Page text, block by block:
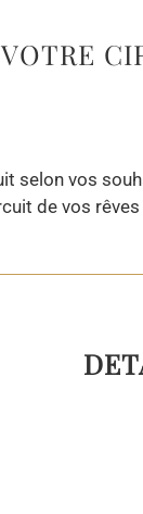
VOTRE
selon vos
de vos rêves